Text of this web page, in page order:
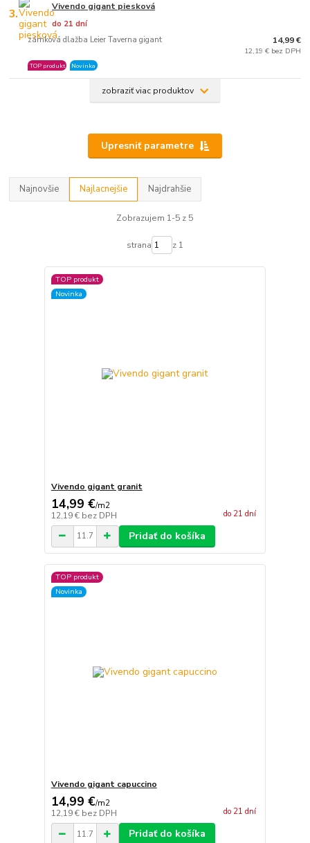
3. Vivendo gigant piesková
zámková dlažba Leier Taverna gigant
do 21 dní
TOP produkt Novinka
14,99 €
12,19 € bez DPH
zobraziť viac produktov
Upresniť parametre
Najnovšie Najlacnejšie Najdrahšie
Zobrazujem 1-5 z 5
strana z 1
TOP produkt
Novinka
Vivendo gigant granit
14,99 €/m2
12,19 € bez DPH do 21 dní
Pridať do košíka
TOP produkt
Novinka
Vivendo gigant capuccino
14,99 €/m2
12,19 € bez DPH do 21 dní
Pridať do košíka